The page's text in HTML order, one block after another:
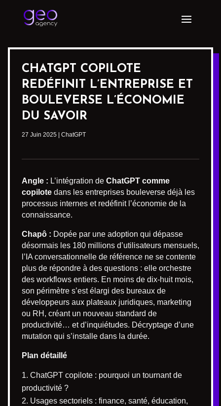
CHATGPT COPILOTE
REDÉFINIT L’ENTREPRISE ET
BOULEVERSE L’ÉCONOMIE
DU SAVOIR
27 Juin 2025 ChatGPT
Angle : L’intégration de ChatGPT comme
copilote dans les entreprises bouleverse déjà les
processus internes et redéfinit l’économie de la
connaissance.
Chapô : Dopée par une adoption qui dépasse
désormais les 180 millions d’utilisateurs mensuels,
l’IA conversationnelle de référence ne se contente
plus de répondre à des questions : elle orchestre
des workflows entiers. En moins de dix-huit mois,
son périmètre s’est élargi des bureaux de
développeurs aux plateaux juridiques, marketing
ou RH, créant un nouveau standard de
productivité… et d’inquiétudes. Décryptage d’une
mutation qui s’installe dans la durée.
Plan détaillé
ChatGPT copilote : pourquoi un tournant de
productivité ?
Usages sectoriels : finance, santé, éducation,